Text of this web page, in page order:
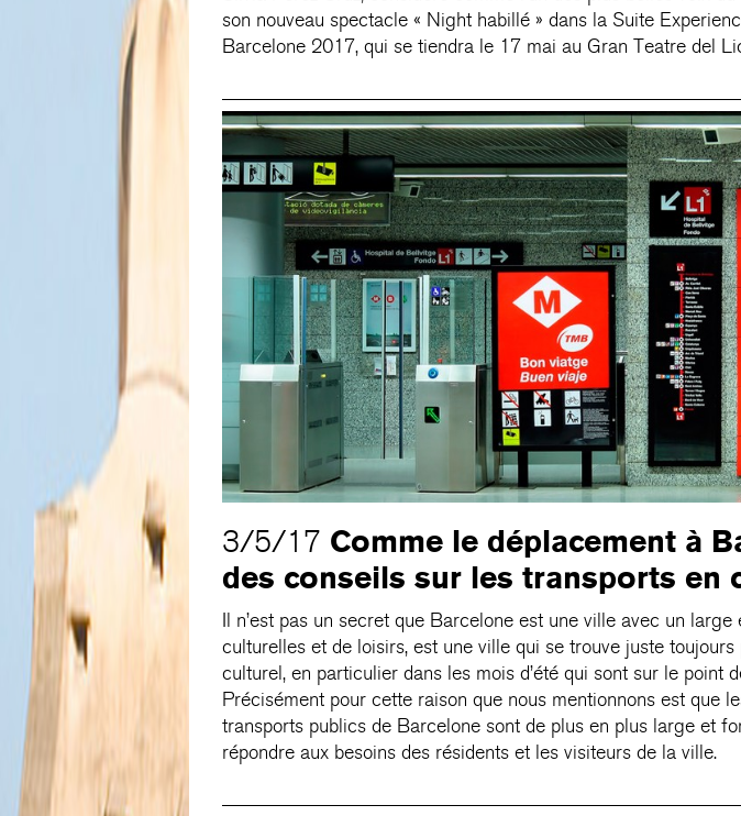
son nouveau spectacle « Night habillé » dans la Suite
Barcelone 2017, qui se tiendra le 17 mai au Gran Teatre del
3/5/17 Comme le déplacement à
des conseils sur les transports en
Il n’est pas un secret que Barcelone est une ville avec un large
culturelles et de loisirs, est une ville qui se trouve juste
culturel, en particulier dans les mois d’été qui sont sur le point
Précisément pour cette raison que nous mentionnons est que
transports publics de Barcelone sont de plus en plus large et
répondre aux besoins des résidents et les visiteurs de la ville.